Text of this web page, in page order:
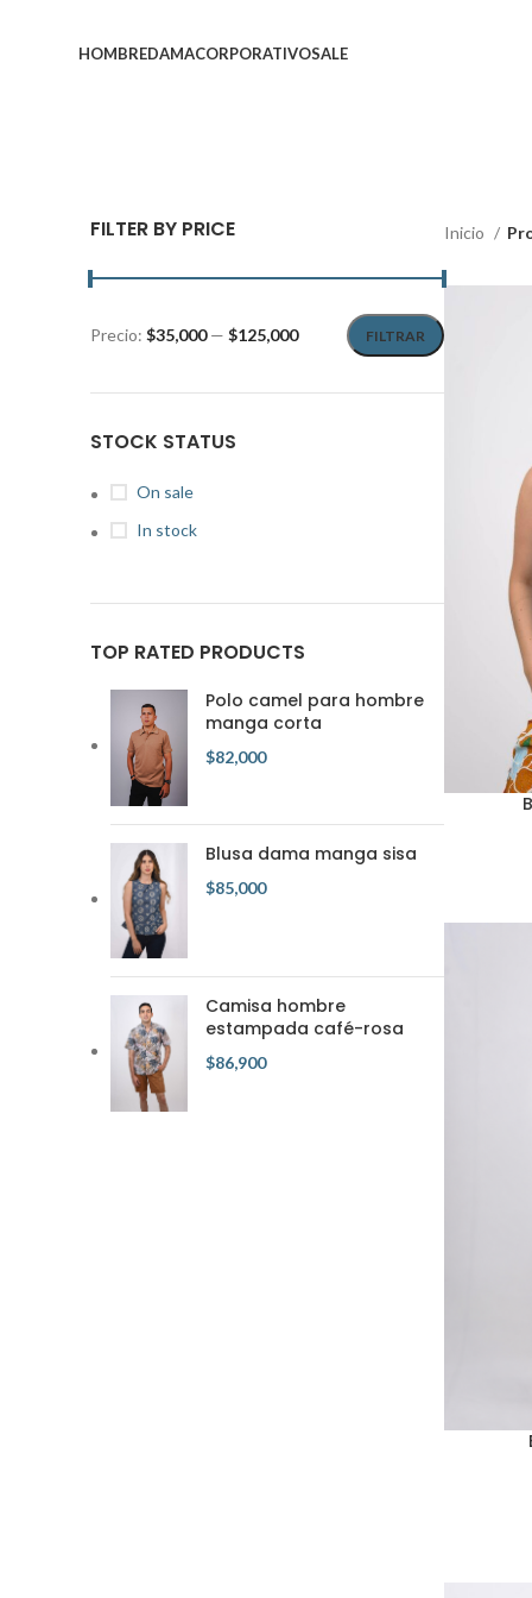
HOMBREDAMACORPORATIVOSALE
FILTER BY PRICE
FILTRAR
Precio: $35,000— $125,000
STOCK STATUS
On sale
In stock
TOP RATED PRODUCTS
Polo camel para hombre
manga corta
$82,000
Blusa dama manga sisa
$85,000
Camisa hombre
estampada café-rosa
$86,900
Inicio